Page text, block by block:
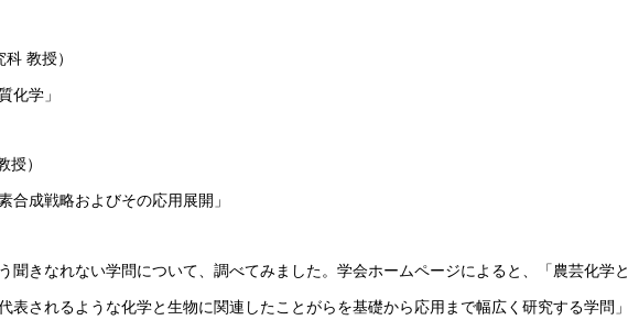
教授）
化学」
）
合成戦略およびその応用展開」
聞きなれない学問について、調べてみました。学会ホームページによると、「農芸化学と
表されるような化学と生物に関連したことがらを基礎から応用まで幅広く研究する学問」